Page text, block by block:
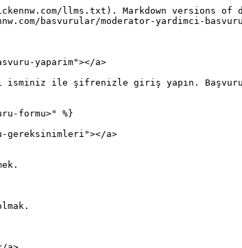
llms.txt). Markdown versions of
basvurular/moderator-yardimci-
yaparim"></a>
isminiz ile şifrenizle giriş yapın.
formu>" %}
gereksinimleri"></a>